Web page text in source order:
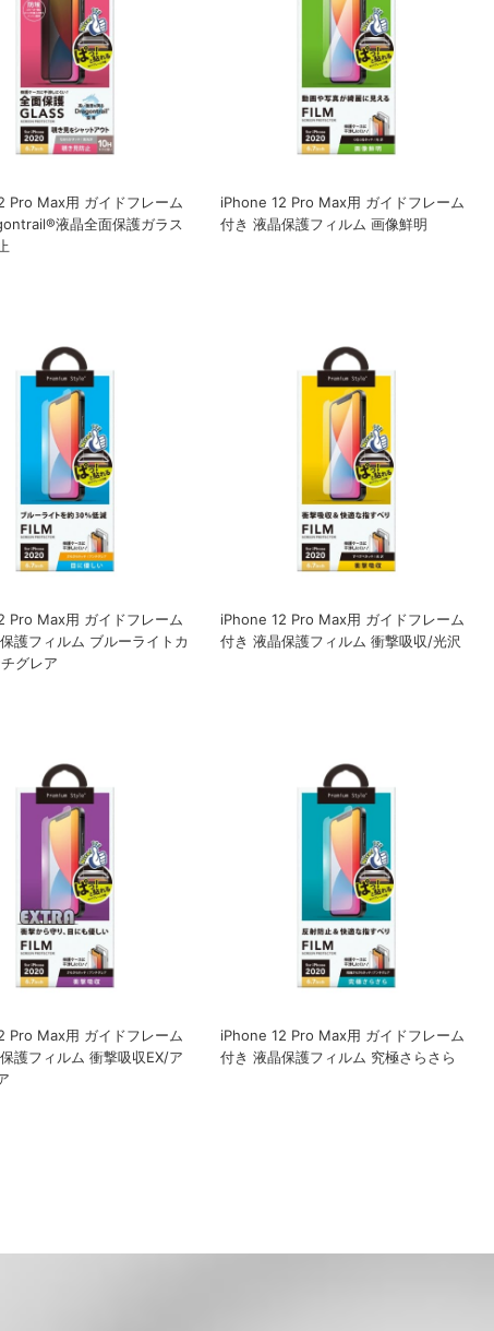
Pro Max用 ガイドフレーム
液晶全面保護ガラス
iPhone 12 Pro Max用 ガイドフレーム
付き 液晶保護フィルム 画像鮮明
Pro Max用 ガイドフレーム
護フィルム ブルーライトカ
グレア
iPhone 12 Pro Max用 ガイドフレーム
付き 液晶保護フィルム 衝撃吸収/光沢
Pro Max用 ガイドフレーム
護フィルム 衝撃吸収EX/ア
iPhone 12 Pro Max用 ガイドフレーム
付き 液晶保護フィルム 究極さらさら